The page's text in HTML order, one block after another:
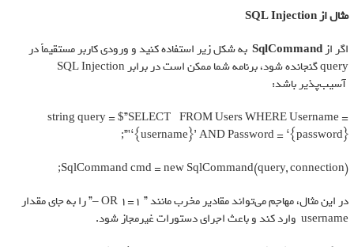
مثال ازSQL Injection
اگر ازSqlCommandبه شکل زیر استفاده کنید و ورودی کاربر مستقیماً در
query گنجانده شود، برنامه شما ممکن است در برابر SQL Injection
آسیب‌پذیر باشد:
string query = $”SELECT * FROM Users WHERE Username =
‘{username}’ AND Password = ‘{password}'”;
SqlCommand cmd = new SqlCommand(query, connection);
در این مثال، مهاجم می‌تواند مقادیر مخرب مانند ” OR 1=1 –” را به جای مقدار
username وارد کند و باعث اجرای دستورات غیرمجاز شود.